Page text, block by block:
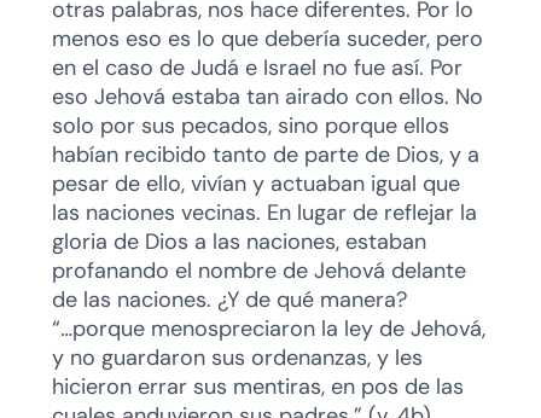
otras palabras, nos hace diferentes. Por lo
menos eso es lo que debería suceder, pero
en el caso de Judá e Israel no fue así. Por
eso Jehová estaba tan airado con ellos. No
solo por sus pecados, sino porque ellos
habían recibido tanto de parte de Dios, y a
pesar de ello, vivían y actuaban igual que
las naciones vecinas. En lugar de reflejar la
gloria de Dios a las naciones, estaban
profanando el nombre de Jehová delante
de las naciones. ¿Y de qué manera?
“…porque menospreciaron la ley de Jehová,
y no guardaron sus ordenanzas, y les
hicieron errar sus mentiras, en pos de las